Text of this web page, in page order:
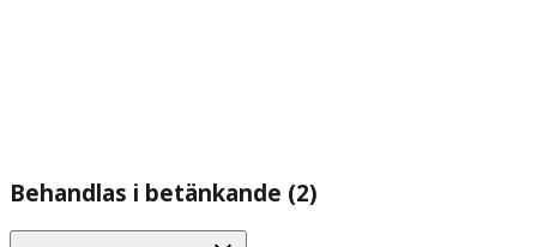
Behandlas i betänkande (2)